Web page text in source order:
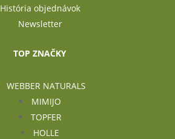
História objednávok
Newsletter
TOP ZNAČKY
WEBBER NATURALS
MIMIJO
TOPFER
HOLLE